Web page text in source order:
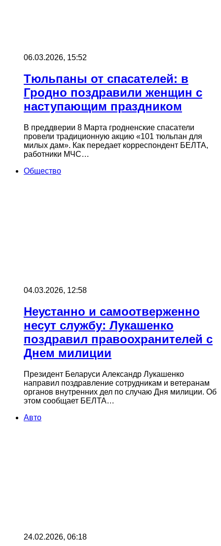
06.03.2026, 15:52
Тюльпаны от спасателей: в
Гродно поздравили женщин с
наступающим праздником
В преддверии 8 Марта гродненские спасатели
провели традиционную акцию «101 тюльпан для
милых дам». Как передает корреспондент БЕЛТА,
работники МЧС…
Общество
04.03.2026, 12:58
Неустанно и самоотверженно
несут службу: Лукашенко
поздравил правоохранителей с
Днем милиции
Президент Беларуси Александр Лукашенко
направил поздравление сотрудникам и ветеранам
органов внутренних дел по случаю Дня милиции. Об
этом сообщает БЕЛТА…
Авто
24.02.2026, 06:18